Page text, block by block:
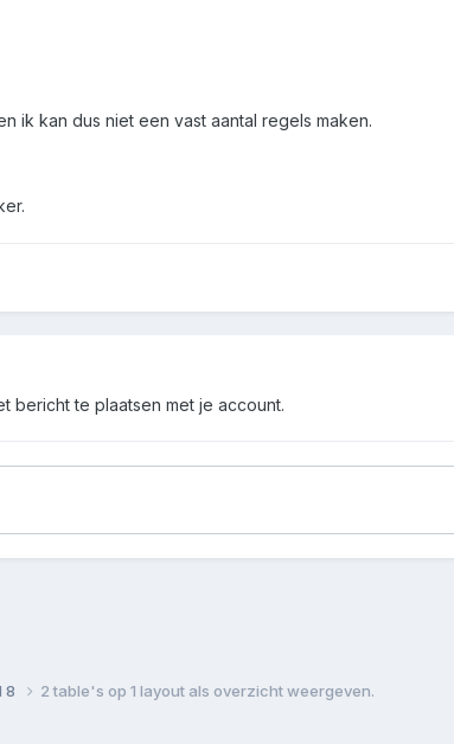
ik kan dus niet een vast aantal regels maken.
bericht te plaatsen met je account.
8 2 table's op 1 layout als overzicht weergeven.